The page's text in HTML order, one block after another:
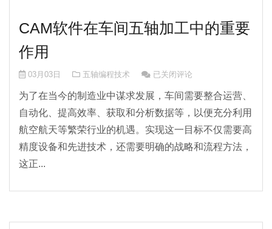
CAM软件在车间五轴加工中的重要
作用
03月03日 五轴编程技术 CAM软件在车间五轴加工中的重
已关闭评论
为了在当今的制造业中谋求发展，车间需要整合运营、
自动化、提高效率、获取和分析数据等，以便充分利用
航空航天等繁荣行业的机遇。实现这一目标不仅需要高
精度设备和先进技术，还需要明确的战略和流程方法，
这正...